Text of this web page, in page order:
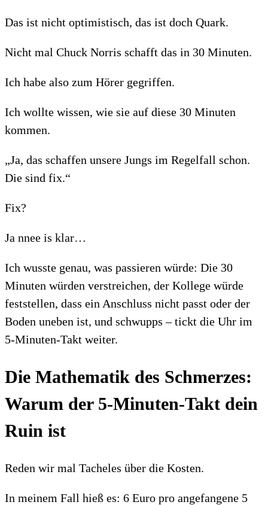
Das ist nicht optimistisch, das ist doch Quark.
Nicht mal Chuck Norris schafft das in 30 Minuten.
Ich habe also zum Hörer gegriffen.
Ich wollte wissen, wie sie auf diese 30 Minuten
kommen.
„Ja, das schaffen unsere Jungs im Regelfall schon.
Die sind fix.“
Fix?
Ja nnee is klar…
Ich wusste genau, was passieren würde: Die 30
Minuten würden verstreichen, der Kollege würde
feststellen, dass ein Anschluss nicht passt oder der
Boden uneben ist, und schwupps – tickt die Uhr im
5-Minuten-Takt weiter.
Die Mathematik des Schmerzes:
Warum der 5-Minuten-Takt dein
Ruin ist
Reden wir mal Tacheles über die Kosten.
In meinem Fall hieß es: 6 Euro pro angefangene 5